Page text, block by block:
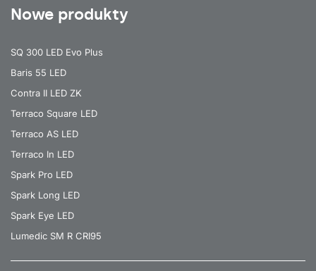
Nowe produkty
SQ 300 LED Evo Plus
Baris 55 LED
Contra II LED ZK
Terraco Square LED
Terraco AS LED
Terraco In LED
Spark Pro LED
Spark Long LED
Spark Eye LED
Lumedic SM R CRI95